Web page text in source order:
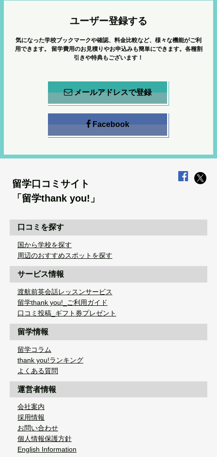
ユーザー登録する
気になった学校ブックマークや確認、料金比較など、様々な機能がご利
用できます。
留学費用のお見積りやお申込みも簡単にできます。各種割
引きや特典もございます！
メールアドレスで登録
Facebook
留学口コミサイト
「留学thank you!」
口コミを探す
国から学校を探す
周辺のおすすめスポットを探す
サービス情報
渡航前英会話レッスンサービス
留学thank you!_ご利用ガイド
口コミ投稿_ギフト券プレゼント
留学情報
留学コラム
thank you!ランキング
よくある質問
運営者情報
会社案内
採用情報
お問い合わせ
個人情報保護方針
English Information